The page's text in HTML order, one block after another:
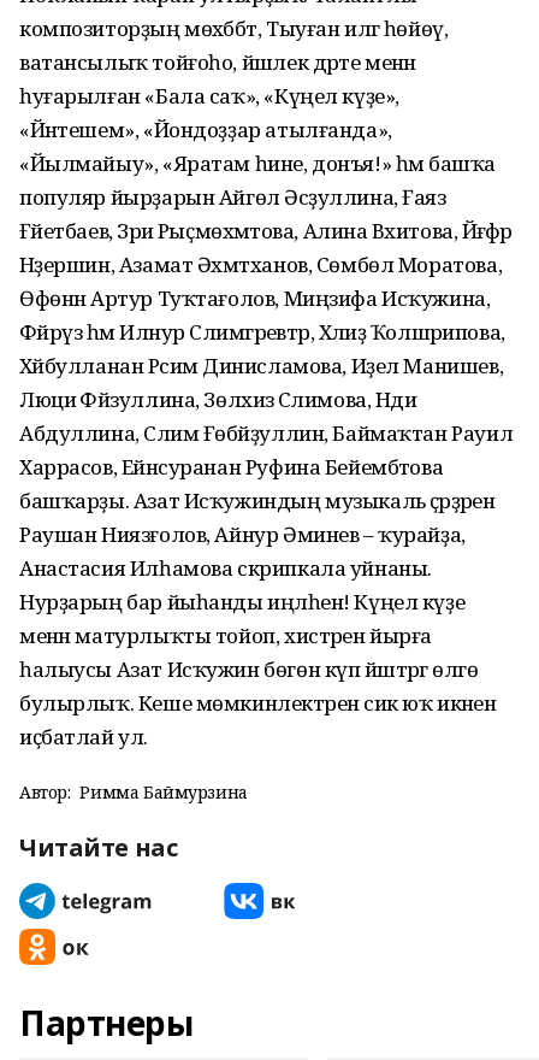
композиторҙың мөхәббәт, Тыуған илгә һөйөү,
ватансылыҡ тойғоһо, йәшлек дәрте менән
һуғарылған «Бала саҡ», «Күңел күҙе»,
«Йәнтешем», «Йондоҙҙар атылғанда»,
«Йылмайыу», «Яратам һине, донъя!» һәм башҡа
популяр йырҙарын Айгөл Әсәҙуллина, Ғаяз
Ғәйетбаев, Зәриә Рыҫмөхәмәтова, Алина Вәхитова, Йәғәфәр
Нәҙершин, Азамат Әхмәтханов, Сөмбөл Моратова,
Өфөнән Артур Туҡтағолов, Миңзифа Исҡужина,
Фәйрүзә һәм Илнур Сәлимгәрәевтәр, Хәлиҙә Ҡолшәрипова,
Хәйбулланан Рәсимә Динисламова, Иҙел Манишев,
Люциә Фәйзуллина, Зөлхизә Сәлимова, Нәдиә
Абдуллина, Сәлим Ғөбәйҙуллин, Баймаҡтан Рауил
Харрасов, Ейәнсуранан Руфина Бейембәтова
башҡарҙы. Азат Исҡужиндың музыкаль әҫәрҙәрен
Раушан Ниязғолов, Айнур Әминев – ҡурайҙа,
Анастасия Илһамова скрипкала уйнаны.
Нурҙарың бар йыһанды иңләһен! Күңел күҙе
менән матурлыҡты тойоп, хистәрен йырға
һалыусы Азат Исҡужин бөгөн күп йәштәргә өлгө
булырлыҡ. Кеше мөмкинлектәренә сик юҡ икәнен
иҫбатлай ул.
Автор: Римма Баймурзина
Читайте нас
Партнеры